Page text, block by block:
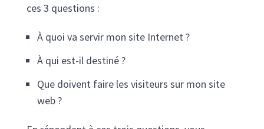
ces 3 questions :
À quoi va servir mon site Internet ?
À qui est-il destiné ?
Que doivent faire les visiteurs sur mon site
web ?